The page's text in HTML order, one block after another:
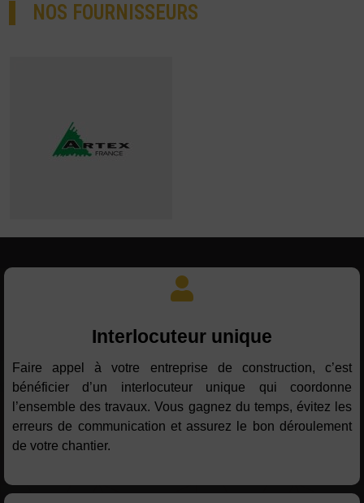
NOS FOURNISSEURS
Interlocuteur unique
Faire appel à votre entreprise de construction, c’est
bénéficier d’un interlocuteur unique qui coordonne
l’ensemble des travaux. Vous gagnez du temps, évitez les
erreurs de communication et assurez le bon déroulement
de votre chantier.